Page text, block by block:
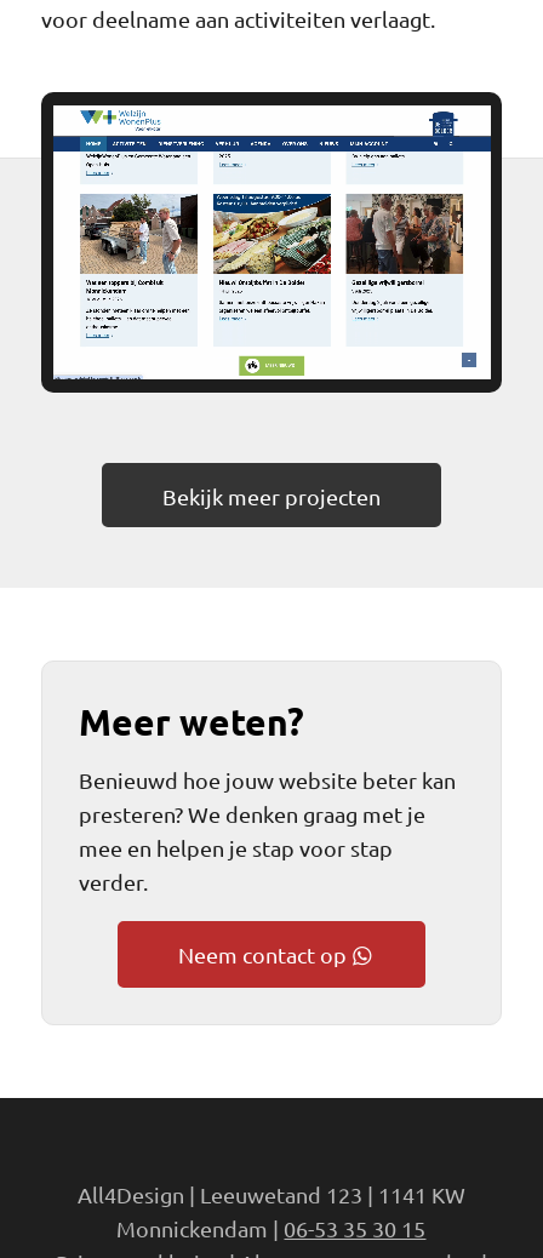
voor deelname aan activiteiten verlaagt.
Bekijk meer projecten
Meer weten?
Benieuwd hoe jouw website beter kan
presteren? We denken graag met je
mee en helpen je stap voor stap
verder.
Neem contact op
All4Design | Leeuwetand 123 | 1141 KW
Monnickendam | 06-53 35 30 15